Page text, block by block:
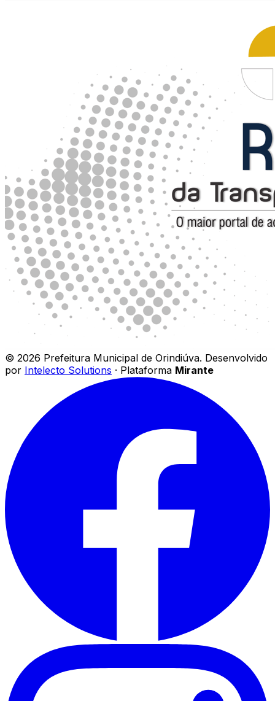
© 2026 Prefeitura Municipal de Orindiúva. Desenvolvido
por Intelecto Solutions · Plataforma Mirante